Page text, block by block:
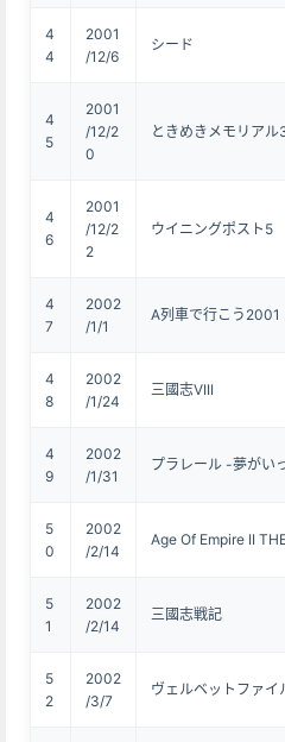
4
4
2001
/12/6
シード
4
5
2001
/12/2
0
ときめきメモリア
4
6
2001
/12/2
2
ウイニングポスト5
4
7
2002
/1/1
A列車で行こう2001
4
8
2002
/1/24
三國志VIII
4
9
2002
/1/31
プラレール -夢がい
5
0
2002
/2/14
Age Of Empire II
5
1
2002
/2/14
三國志戦記
5
2
2002
/3/7
ヴェルベットファイ